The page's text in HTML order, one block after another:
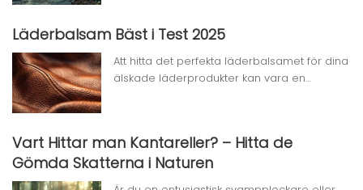
Läderbalsam Bäst i Test 2025
Att hitta det perfekta läderbalsamet för dina
älskade läderprodukter kan vara en…
Vart Hittar man Kantareller? – Hitta de
Gömda Skatterna i Naturen